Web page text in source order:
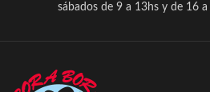
sábados de 9 a 13hs y de 16